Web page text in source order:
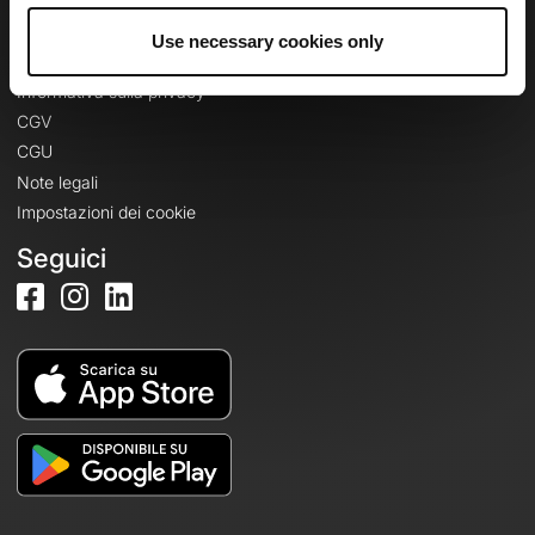
Use necessary cookies only
Informazioni legali
Informativa sulla privacy
CGV
CGU
Note legali
Impostazioni dei cookie
Seguici